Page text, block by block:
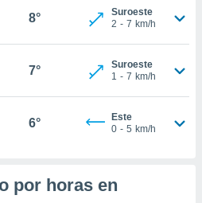
8°
Suroeste
2 - 7 km/h
7°
Suroeste
1 - 7 km/h
6°
Este
0 - 5 km/h
por horas en